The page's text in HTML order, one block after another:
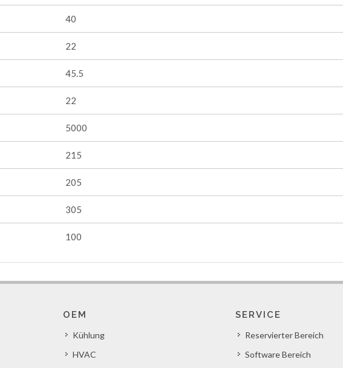
40
22
45.5
22
5000
215
205
305
100
OEM
Kühlung
HVAC
SERVICE
Reservierter Bereich
Software Bereich